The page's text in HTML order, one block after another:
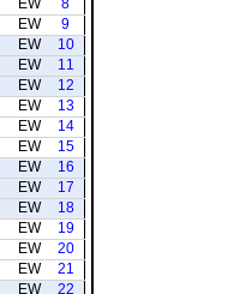
9
EW
10
EW
11
EW
12
EW
13
EW
14
EW
15
EW
16
EW
17
EW
18
EW
19
EW
20
EW
21
EW
22
EW